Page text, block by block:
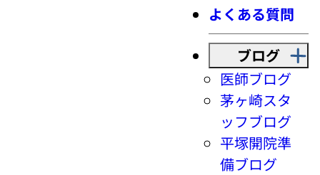
よくある質問
ブログ
医師ブログ
茅ヶ崎スタ
ッフブログ
平塚開院準
備ブログ